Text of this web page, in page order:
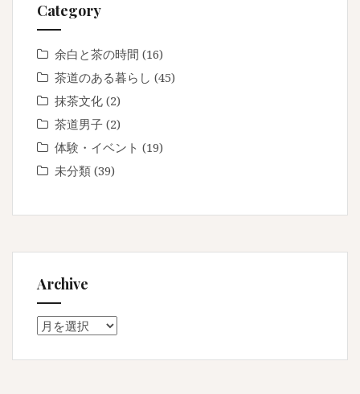
Category
余白と茶の時間 (16)
茶道のある暮らし (45)
抹茶文化 (2)
茶道男子 (2)
体験・イベント (19)
未分類 (39)
Archive
Archive